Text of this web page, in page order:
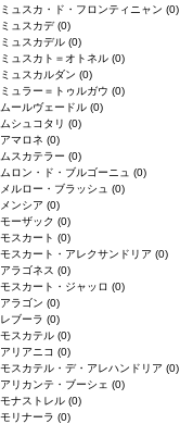
ミュスカ・ド・フロンティニャン (0)
ミュスカデ(0)
ミュスカデル (0)
ミュスカト＝オトネル (0)
ミュスカルダン (0)
ミュラー＝トゥルガウ (0)
ムールヴェードル (0)
ムシュコタリ (0)
アマロネ (0)
ムスカテラー (0)
ムロン・ド・ブルゴーニュ (0)
メルロー・ブラッシュ (0)
メンシア (0)
モーザック (0)
モスカート (0)
モスカート・アレクサンドリア (0)
アラゴネス (0)
モスカート・ジャッロ (0)
アラゴン (0)
レブーラ (0)
モスカテル (0)
アリアニコ (0)
モスカテル・デ・アレハンドリア (0)
アリカンテ・ブーシェ (0)
モナストレル (0)
モリナーラ (0)